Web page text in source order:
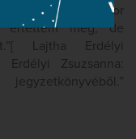
lehettem, mikor
értettem meg, de
Lajtha Erdélyi
Zsuzsanna: